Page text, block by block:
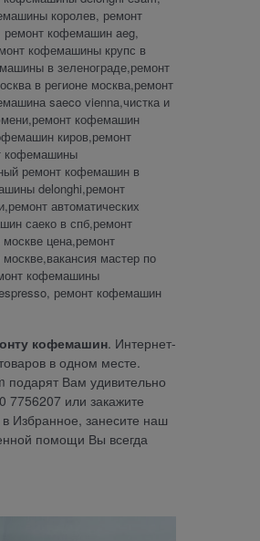
королев, ремонт
кофемашин aeg,
кофемашины крупс в
в зеленограде,ремонт
в регионе москва,ремонт
saeco vienna,чистка и
кофемашин
киров,ремонт
кофемашины
ремонт кофемашин в
delonghi,ремонт
автоматических
саеко в спб,ремонт
цена,ремонт
мастер по
кофемашины
ремонт кофемашин
кофемашин. Интернет-
в одном месте.
подарят Вам удивительно
или закажите
Избранное, занесите наш
помощи Вы всегда